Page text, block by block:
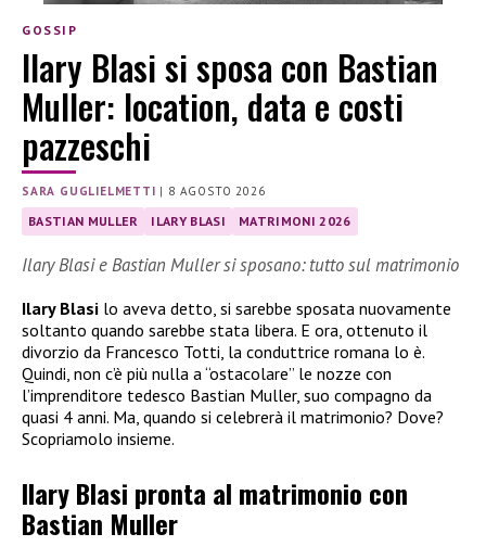
GOSSIP
Ilary Blasi si sposa con Bastian
Muller: location, data e costi
pazzeschi
SARA GUGLIELMETTI | 8 AGOSTO 2026
BASTIAN MULLER ILARY BLASI MATRIMONI 2026
Ilary Blasi e Bastian Muller si sposano: tutto sul matrimonio
Ilary Blasi lo aveva detto, si sarebbe sposata nuovamente
soltanto quando sarebbe stata libera. E ora, ottenuto il
divorzio da Francesco Totti, la conduttrice romana lo è.
Quindi, non c’è più nulla a “ostacolare” le nozze con
l’imprenditore tedesco Bastian Muller, suo compagno da
quasi 4 anni. Ma, quando si celebrerà il matrimonio? Dove?
Scopriamolo insieme.
Ilary Blasi pronta al matrimonio con
Bastian Muller